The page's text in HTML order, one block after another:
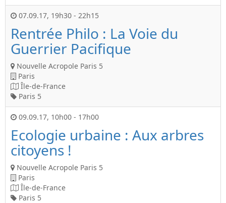
07.09.17, 19h30 - 22h15
Rentrée Philo : La Voie du
Guerrier Pacifique
Nouvelle Acropole Paris 5
Paris
Île-de-France
Paris 5
09.09.17, 10h00 - 17h00
Ecologie urbaine : Aux arbres
citoyens !
Nouvelle Acropole Paris 5
Paris
Île-de-France
Paris 5